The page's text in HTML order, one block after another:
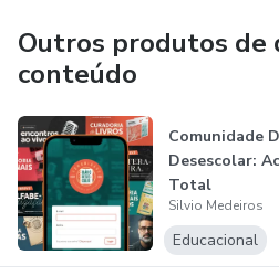
✅ 12 módulos
PDF
✅ + de 10 horas de conteúdo
✅ Aulas dinâmicas com + de 850
Outros produtos de
conteúdo
Comunidade
Desescolar:
Total
Silvio Medeiros
Educacional